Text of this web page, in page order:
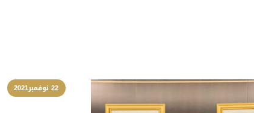
22 نوفمبر2021